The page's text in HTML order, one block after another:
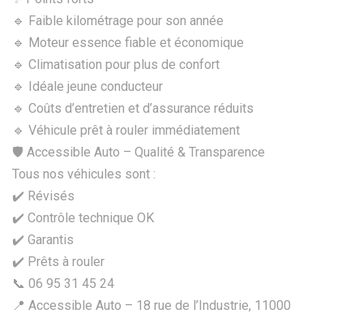
🔹 Faible kilométrage pour son année
🔹 Moteur essence fiable et économique
🔹 Climatisation pour plus de confort
🔹 Idéale jeune conducteur
🔹 Coûts d’entretien et d’assurance réduits
🔹 Véhicule prêt à rouler immédiatement
🛡️ Accessible Auto – Qualité & Transparence
Tous nos véhicules sont :
✔️ Révisés
✔️ Contrôle technique OK
✔️ Garantis
✔️ Prêts à rouler
📞 06 95 31 45 24
📍 Accessible Auto – 18 rue de l’Industrie, 11000